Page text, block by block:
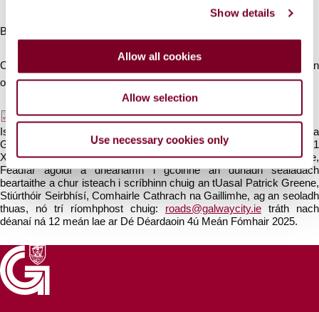
i
n
Show details
Allow all cookies
Allow selection
Use necessary cookies only
Beidh slí isteach agus amach i gcónaí ag muintir an cheantair.
Cuirfear comharthaí suas faoi mhalairtí bealaigh sula dtosófar ar an
obair.
Document
Middle Street Road Closure.pdf
Is féidir doiciméid a iniúchadh ag an bhFáiltiú, Comhairle Cathrach na
Gaillimhe, Halla na Cathrach, Bóthar an Choláiste, Gaillimh, H91
X4K8, le linn uaireanta oifige, ó 9.30rn go 4.00in, Luan go hAoine,
Féadfar agóidí a dhéanamh i gcoinne an dúnadh sealadach
beartaithe a chur isteach i scríbhinn chuig an tUasal Patrick Greene,
Stiúrthóir Seirbhísí, Comhairle Cathrach na Gaillimhe, ag an seoladh
thuas, nó trí ríomhphost chuig: roads@galwaycity.ie tráth nach
déanaí ná 12 meán lae ar Dé Déardaoin 4ú Meán Fómhair 2025.